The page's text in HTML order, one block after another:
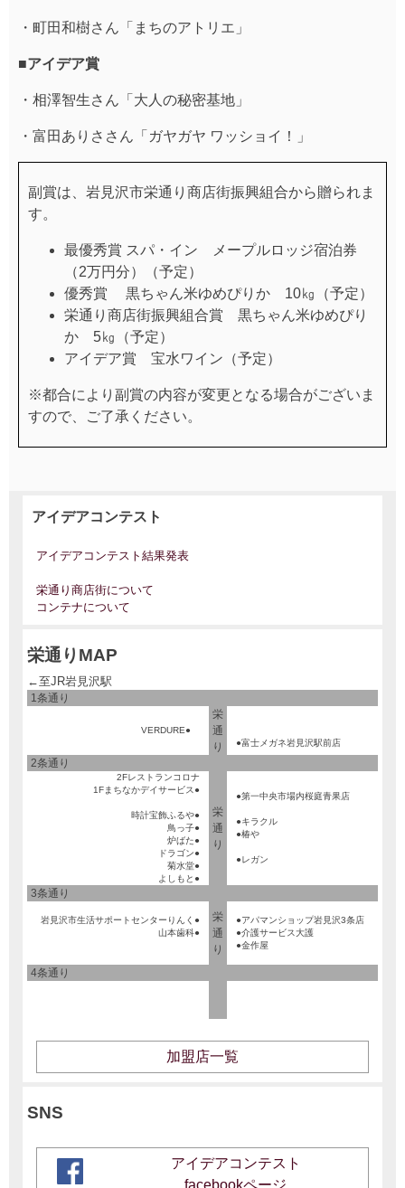
・町田和樹さん「まちのアトリエ」
■アイデア賞
・相澤智生さん「大人の秘密基地」
・富田ありささん「ガヤガヤ ワッショイ！」
副賞は、岩見沢市栄通り商店街振興組合から贈られま
す。
最優秀賞 スパ・イン メープルロッジ宿泊券
（2万円分）（予定）
優秀賞 黒ちゃん米ゆめぴりか 10㎏（予定）
栄通り商店街振興組合賞 黒ちゃん米ゆめぴり
か 5㎏（予定）
アイデア賞 宝水ワイン（予定）
※都合により副賞の内容が変更となる場合がございま
すので、ご了承ください。
アイデアコンテスト
アイデアコンテスト結果発表
栄通り商店街について
コンテナについて
栄通りMAP
←至JR岩見沢駅
1条通り
VERDURE●
栄
通
り
●富士メガネ岩見沢駅前店
2条通り
2Fレストランコロナ
1Fまちなかデイサービス●
時計宝飾ふるや●
鳥っ子●
炉ばた●
ドラゴン●
菊水堂●
よしもと●
栄
通
り
●第一中央市場内桜庭青果店
●キラクル
●椿や
●レガン
3条通り
岩見沢市生活サポートセンターりんく●
山本歯科●
栄
通
り
●アパマンショップ岩見沢3条店
●介護サービス大護
●金作屋
4条通り
加盟店一覧
SNS
アイデアコンテスト
facebookページ